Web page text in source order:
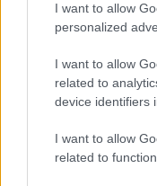
I want to allow
personalized
I want to allow
related to
device identifiers
I want to allow
related to
Az éjszakai